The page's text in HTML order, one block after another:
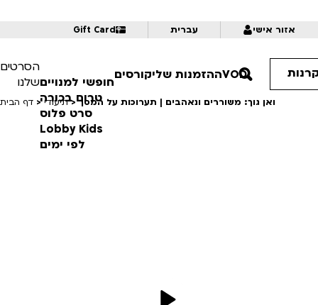
Gift Card עברית אזור אישי
הסרטים
שלנוחופשי למנויים
טרום בכורה
סרט פלוס
Lobby Kids
לפי ימים
קורסיםההזמנות שליVOD
דף הבית > תיעודי > ואן גוך: משוררים ונאהבים | תערוכות על המסך